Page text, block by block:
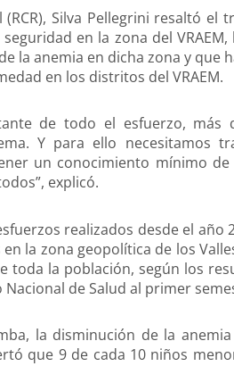
Silva Pellegrini resaltó el
en la zona del
la anemia en dicha zona y que
en los distritos del VRAEM.
de todo el esfuerzo, más
Y para ello necesitamos
un conocimiento mínimo
explicó.
realizados desde el año
la zona geopolítica de los
toda la población, según los
de Salud al primer
la disminución de la
que 9 de cada 10 niños